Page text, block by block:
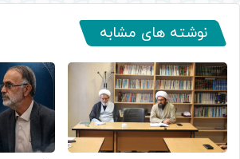
نوشته های مشابه